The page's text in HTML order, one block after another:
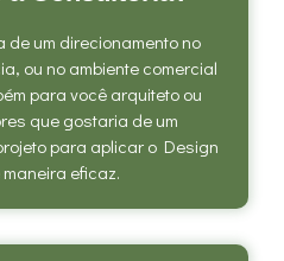
de um direcionamento no
ou no ambiente comercial
para você arquiteto ou
que gostaria de um
para aplicar o Design
eficaz.